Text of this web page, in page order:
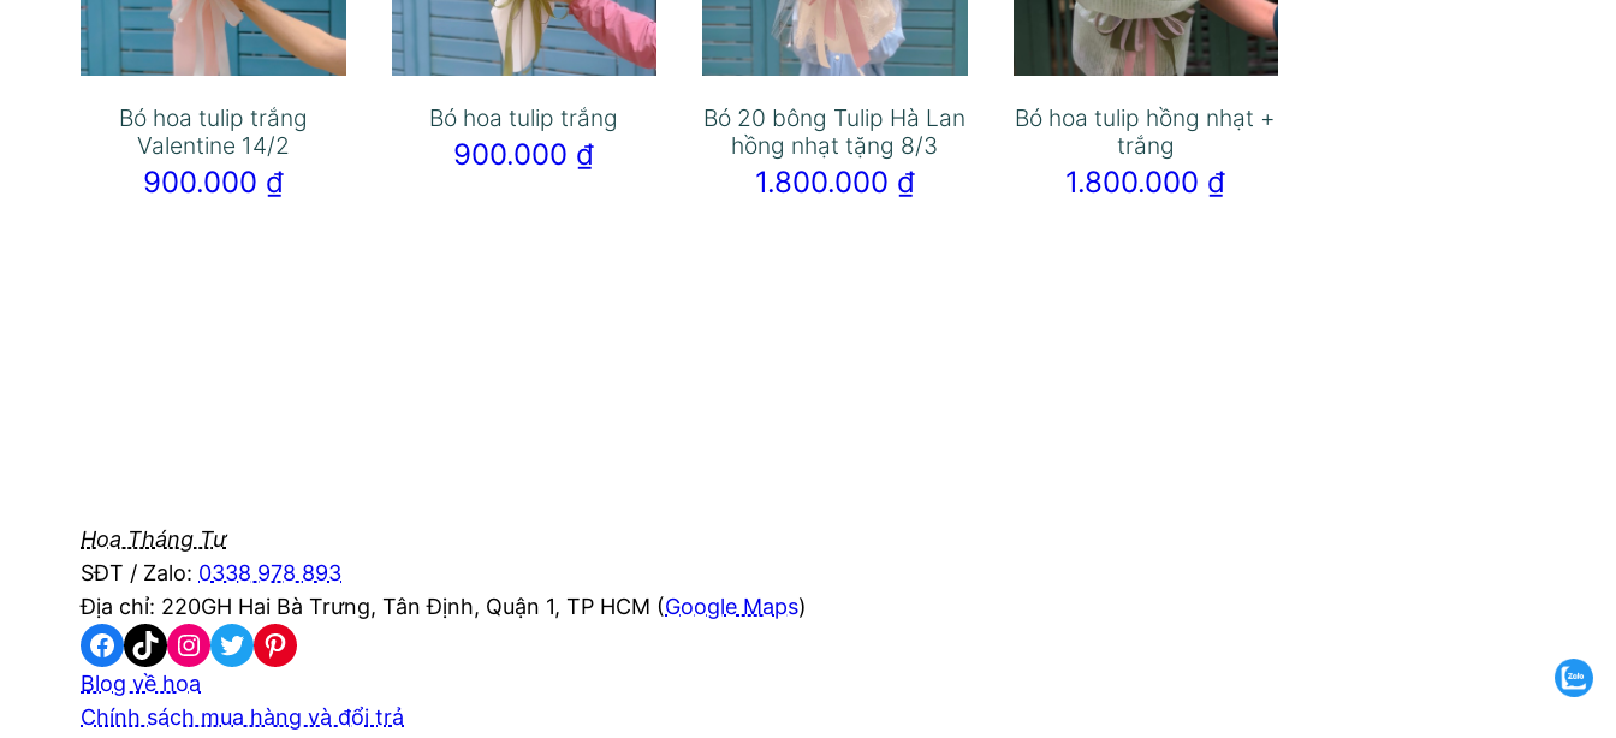
Bó hoa tulip trắng
Valentine 14/2
900.000 ₫
Bó hoa tulip trắng
900.000 ₫
Bó 20 bông Tulip Hà Lan
hồng nhạt tặng 8/3
1.800.000 ₫
Bó hoa tulip hồng nhạt +
trắng
1.800.000 ₫
Hoa Tháng Tư
SĐT / Zalo: 0338 978 893
Địa chỉ: 220GH Hai Bà Trưng, Tân Định, Quận 1, TP HCM (Google Maps)
Facebook
TikTokInstagram
TwitterPinterest
Blog về hoa
Chính sách mua hàng và đổi trả